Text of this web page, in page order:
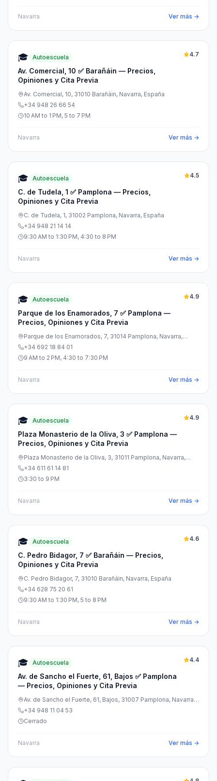
Navarra Ver más →
🎓 Autoescuela
Av. Comercial, 10 ✅ Barañáin — Precios,
Opiniones y Cita Previa
4.7
Av. Comercial, 10, 31010 Barañáin, Navarra, España
+34 948 26 66 54
10 AM to 1 PM, 5 to 7 PM
Navarra Ver más →
🎓 Autoescuela
C. de Tudela, 1 ✅ Pamplona — Precios,
Opiniones y Cita Previa
4.5
C. de Tudela, 1, 31002 Pamplona, Navarra, España
+34 948 21 14 14
9:30 AM to 1:30 PM, 4:30 to 8 PM
Navarra Ver más →
🎓 Autoescuela
Parque de los Enamorados, 7 ✅ Pamplona —
Precios, Opiniones y Cita Previa
4.9
Parque de los Enamorados, 7, 31014 Pamplona, Navarra,
España
+34 692 18 84 01
9 AM to 2 PM, 4:30 to 7:30 PM
Navarra Ver más →
🎓 Autoescuela
Plaza Monasterio de la Oliva, 3 ✅ Pamplona —
Precios, Opiniones y Cita Previa
4.9
Plaza Monasterio de la Oliva, 3, 31011 Pamplona, Navarra,
España
+34 611 61 14 81
3:30 to 9 PM
Navarra Ver más →
🎓 Autoescuela
C. Pedro Bidagor, 7 ✅ Barañáin — Precios,
Opiniones y Cita Previa
4.6
C. Pedro Bidagor, 7, 31010 Barañáin, Navarra, España
+34 628 75 20 61
9:30 AM to 1:30 PM, 5 to 8 PM
Navarra Ver más →
🎓 Autoescuela
Av. de Sancho el Fuerte, 61, Bajos ✅ Pamplona
— Precios, Opiniones y Cita Previa
4.4
Av. de Sancho el Fuerte, 61, Bajos, 31007 Pamplona, Navarra,
España
+34 948 11 04 53
Cerrado
Navarra Ver más →